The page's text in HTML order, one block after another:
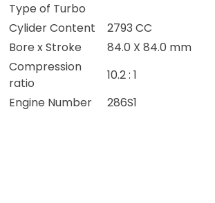
Type of Turbo
Cylider Content
2793 CC
Bore x Stroke
84.0 X 84.0 mm
Compression
ratio
10.2 : 1
Engine Number
286S1